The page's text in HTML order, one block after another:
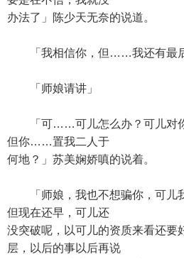
办法了」陈少天无奈的说道。
「我相信你，但……我还有最后
「师娘请讲」
「可……可儿怎么办？可儿对你
但你……置我二人于
何地？」苏美娴娇嗔的说着。
「师娘，我也不想骗你，可儿我
但现在还早，可儿还
没突破呢，以可儿的资质来看还要
层，以后的事以后再说